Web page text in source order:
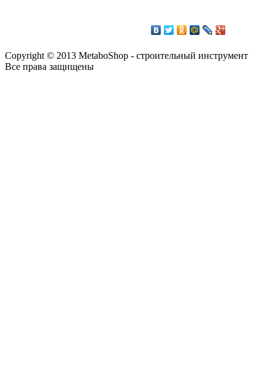
Copyright © 2013 MetaboShop - строительный инструмент
Все права защищены